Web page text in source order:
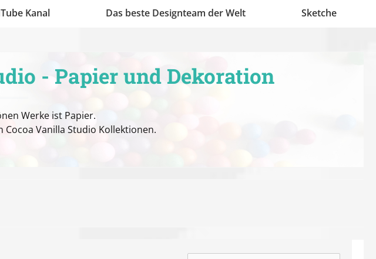
Kanal Das beste Designteam der Welt Sketche
- Papier und Dekoration
Werke ist Papier.
Vanilla Studio Kollektionen.